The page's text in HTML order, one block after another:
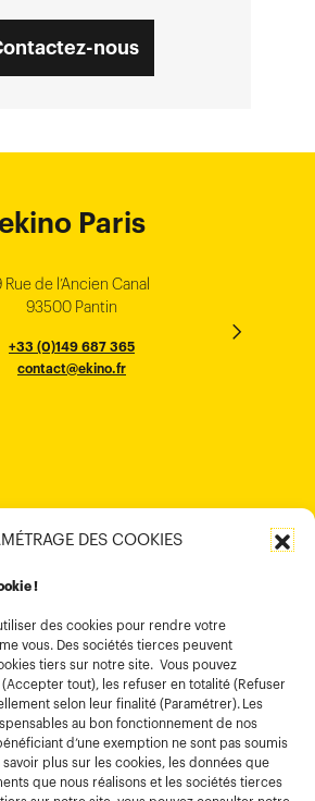
DES COOKIES
!
des cookies pour rendre votre
vous. Des sociétés tierces peuvent
tiers sur notre site. Vous pouvez
tout), les refuser en totalité (Refuser
selon leur finalité (Paramétrer). Les
au bon fonctionnement de nos
d’une exemption ne sont pas soumis
plus sur les cookies, les données que
que nous réalisons et les sociétés tierces
nous
Paris
Rue de l’Ancien Canal
93500 Pantin
+33 (0)149 687 365
contact@ekino.fr
ekino
80 Robinson Road
Singapore 068898
6600contact@ekino.sg
Ho Chi
EMPORIUM, 3rd Floor
Dai Hanh, Phu Tho Ward
Ho-Chi-Minh City
Bordeaux
cours Xavier Arnozan
33000 Bordeaux
+33 (0)5 57 22 76 60
contact@ekino.fr
Hong
25F, Paul Y. Centre 51
Hung To Rd, Kwan Tong
Hong Kong
ekino
124, Surya Chambers
Floor, HAL Old Airport Rd
Pallya, Karnataka
New York
200 Madison Ave
NEW YORK
+84909233727
Informations légales
générales d’utilisation
de confidentialité
Politique cookies
Gestion des cookies
Index égalité